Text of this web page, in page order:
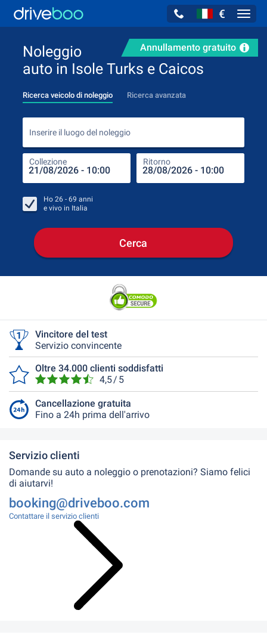
€
Annullamento gratuito
Noleggio
auto in Isole Turks e Caicos
Ricerca veicolo di noleggio Ricerca avanzata
Inserire il luogo del noleggio
Collezione Ritorno
Ho 26 - 69 anni
e vivo in Italia
Cerca
Vincitore del test
Servizio convincente
Oltre 34.000 clienti soddisfatti
4,5 / 5
Cancellazione gratuita
Fino a 24h prima dell'arrivo
Servizio clienti
Domande su auto a noleggio o prenotazioni? Siamo felici
di aiutarvi!
booking@driveboo.com
Contattare il servizio clienti